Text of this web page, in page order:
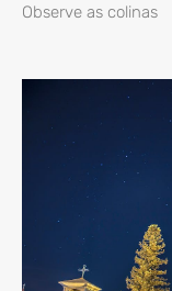
Observe as colinas